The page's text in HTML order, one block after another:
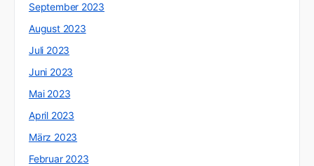
September 2023
August 2023
Juli 2023
Juni 2023
Mai 2023
April 2023
März 2023
Februar 2023